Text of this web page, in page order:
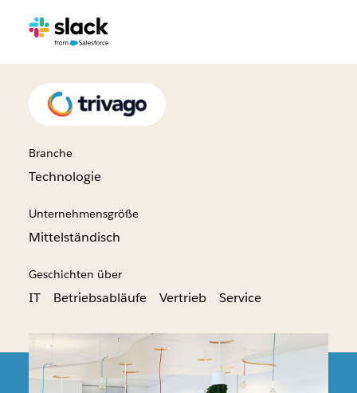
Branche
Technologie
Unternehmensgröße
Mittelständisch
Geschichten über
IT Betriebsabläufe Vertrieb Service